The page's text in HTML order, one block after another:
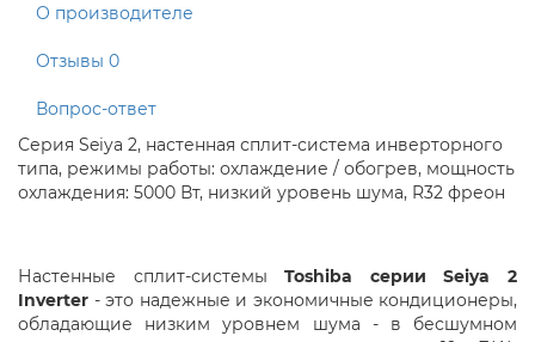
О производителе
Отзывы 0
Вопрос-ответ
Серия Seiya 2, настенная сплит-система инверторного
типа, режимы работы: охлаждение / обогрев, мощность
охлаждения: 5000 Вт, низкий уровень шума, R32 фреон
Настенные сплит-системыToshiba серии Seiya 2
Inverter - это надежные и экономичные кондиционеры,
обладающие низким уровнем шума - в бесшумном